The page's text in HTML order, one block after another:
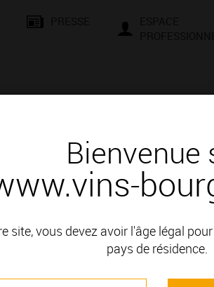
Bienvenue
site, vous devez avoir l'âge légal
pays de résidence.
Bourgogne, une localisation privilégiée